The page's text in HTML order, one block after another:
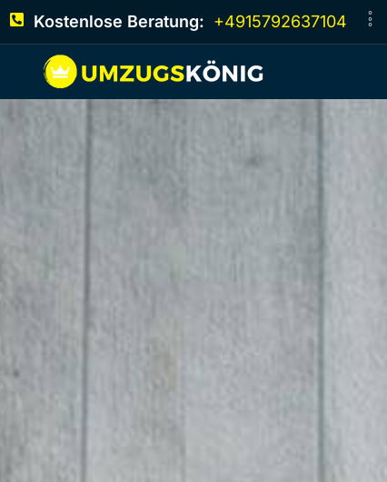
Kostenlose Beratung: +4915792637104